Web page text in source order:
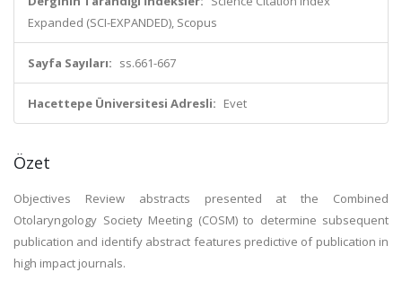
Expanded (SCI-EXPANDED), Scopus
Sayfa Sayıları: ss.661-667
Hacettepe Üniversitesi Adresli: Evet
Özet
Objectives Review abstracts presented at the Combined
Otolaryngology Society Meeting (COSM) to determine subsequent
publication and identify abstract features predictive of publication in
high impact journals.